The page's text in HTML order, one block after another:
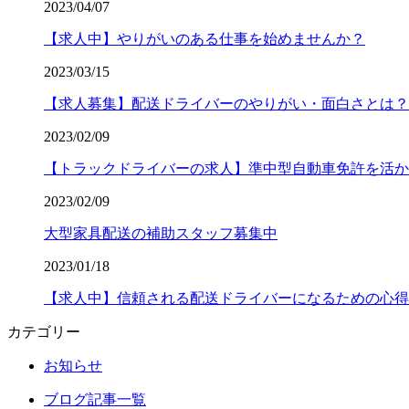
2023/04/07
【求人中】やりがいのある仕事を始めませんか？
2023/03/15
【求人募集】配送ドライバーのやりがい・面白さとは？
2023/02/09
【トラックドライバーの求人】準中型自動車免許を活
2023/02/09
大型家具配送の補助スタッフ募集中
2023/01/18
【求人中】信頼される配送ドライバーになるための心
カテゴリー
お知らせ
ブログ記事一覧